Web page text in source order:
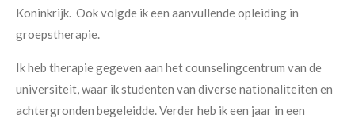
Koninkrijk. Ook volgde ik een aanvullende opleiding in
groepstherapie.
Ik heb therapie gegeven aan het counselingcentrum van de
universiteit, waar ik studenten van diverse nationaliteiten en
achtergronden begeleidde. Verder heb ik een jaar in een